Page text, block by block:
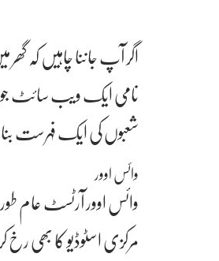
اگر آپ جاننا چاہیں کہ
نامی ایک ویب سائٹ
شعبوں کی ایک فہرست
وائس اوور
وائس اوور آرٹسٹ عام
مرکزی اسٹوڈیو کا بھی